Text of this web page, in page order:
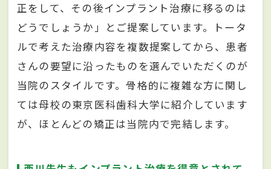
正をして、その後インプラント治療に移るのは
どうでしょうか」とご提案しています。トータ
ルで考えた治療内容を複数提案してから、患者
さんの要望に沿ったものを選んでいただくのが
当院のスタイルです。骨格的に複雑な方に関し
ては母校の東京医科歯科大学に紹介しています
が、ほとんどの矯正は当院内で完結します。